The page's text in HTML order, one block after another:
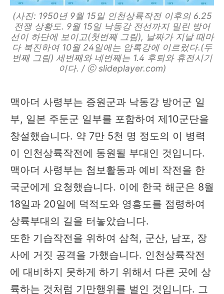
(사진: 1950년 9월 15일 인천상륙작전 이후의 6.25
전쟁 상황도. 9월 15일 낙동강 전선까지 밀린 방어
선이 하단에 보이고(첫번째 그림), 날짜가 지날 때마
다 북진하여 10월 24일에는 압록강에 이르렀다.(두
번째 그림) 세번째와 네번째는 1.4 후퇴와 휴전시기
이다. / ⓒ slideplayer.com)
맥아더 사령부는 증원군과 낙동강 방어군 일
부, 일본 주둔군 일부를 포함하여 제10군단을
창설했습니다. 약 7만 5천 명 정도의 이 병력
이 인천상륙작전에 동원될 부대인 것입니다.
맥아더 사령부는 첩보활동과 예비 작전을 한
국군에게 요청했습니다. 이에 한국 해군은 8월
18일과 20일에 덕적도와 영흥도를 점령하여
상륙부대의 길을 터놓았습니다.
또한 기습작전을 위하여 삼척, 군산, 남포, 장
사에 거짓 공격을 가했습니다. 인천상륙작전
에 대비하지 못하게 하기 위해서 다른 곳에 상
륙하는 것처럼 기만행위를 벌인 것입니다. 그